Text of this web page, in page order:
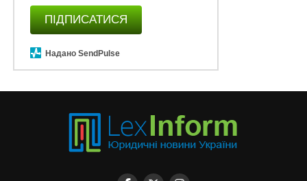
ПІДПИСАТИСЯ
Надано SendPulse